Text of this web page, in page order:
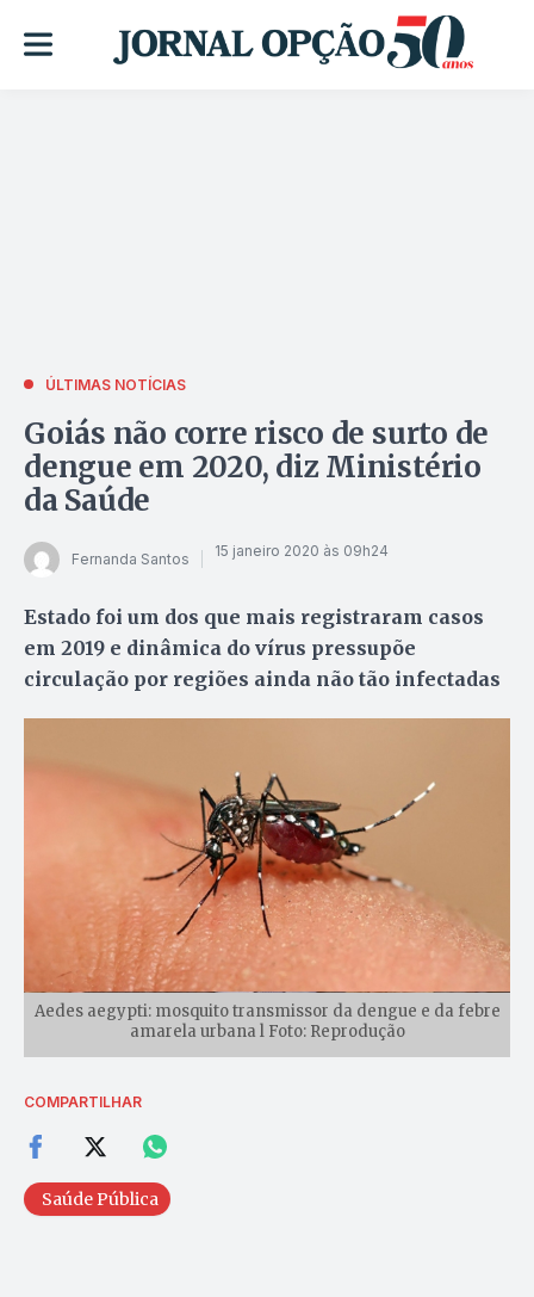
ÚLTIMAS NOTÍCIAS
Goiás não corre risco de surto de
dengue em 2020, diz Ministério
da Saúde
Fernanda Santos 15 janeiro 2020 às 09h24
Estado foi um dos que mais registraram casos
em 2019 e dinâmica do vírus pressupõe
circulação por regiões ainda não tão infectadas
Aedes aegypti: mosquito transmissor da dengue e da febre
amarela urbana l Foto: Reprodução
COMPARTILHAR
Saúde Pública